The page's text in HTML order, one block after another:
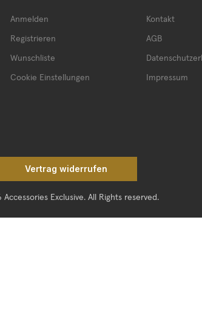
Anmelden
Registrieren
Wunschliste
Cookie Einstellungen
Kontakt
AGB
Impressum
Vertrag widerrufen
Exclusive. All Rights reserved.